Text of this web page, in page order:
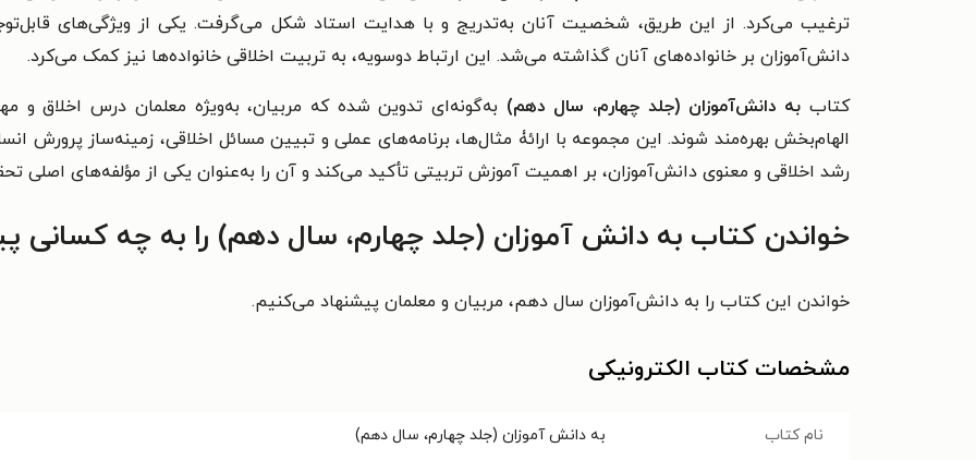
ترغیب می‌کرد. از این طریق، شخصیت آنان به‌تدریج و با هدایت استاد شکل می‌گرفت. یکی از ویژگی‌های
دانش‌آموزان بر خانواده‌های آنان گذاشته می‌شد. این ارتباط دوسویه، به تربیت اخلاقی خانواده‌ها نیز کمک می‌کرد.
کتاب به دانش‌آموزان (جلد چهارم، سال دهم) به‌گونه‌ای تدوین شده که مربیان، به‌ویژه معلمان درس اخلاق و
الهام‌بخش بهره‌مند شوند. این مجموعه با ارائۀ مثال‌ها، برنامه‌های عملی و تبیین مسائل اخلاقی، زمینه‌ساز پرورش
رشد اخلاقی و معنوی دانش‌آموزان، بر اهمیت آموزش تربیتی تأکید می‌کند و آن را به‌عنوان یکی از مؤلفه‌های اصلی
خواندن کتاب به دانش آموزان (جلد چهارم، سال دهم) را به چه کسانی
خواندن این کتاب را به دانش‌آموزان سال دهم، مربیان و معلمان پیشنهاد می‌کنیم.
مشخصات کتاب الکترونیکی
نام کتاب به دانش آموزان (جلد چهارم، سال دهم)